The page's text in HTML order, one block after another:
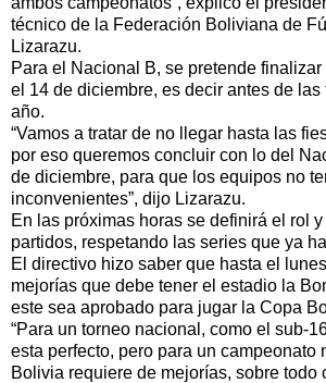
técnico de la Federación Boliviana de
Lizarazu.
Para el Nacional B, se pretende
el 14 de diciembre, es decir antes de las
año.
“Vamos a tratar de no llegar hasta las
por eso queremos concluir con lo del
de diciembre, para que los equipos no
inconvenientes”, dijo Lizarazu.
En las próximas horas se definirá el rol
partidos, respetando las series que ya
El directivo hizo saber que hasta el
mejorías que debe tener el estadio la
este sea aprobado para jugar la Copa
“Para un torneo nacional, como el sub-
esta perfecto, pero para un campeonato
Bolivia requiere de mejorías, sobre todo